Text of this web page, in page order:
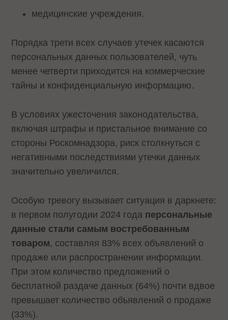
медицинские учреждения.
Порядка трети всех случаев утечек касаются
персональных данных пользователей, чуть
менее четверти приходится на коммерческие
тайны и конфиденциальную информацию.
В условиях ужесточения законодательства,
включая штрафы и пристальное внимание со
стороны Роскомнадзора, риск столкнуться с
негативными последствиями утечки данных
значительно увеличился.
Особую тревогу вызывает ситуация в даркнете:
в первом полугодии 2024 года персональные
данные стали самым востребованным
товаром, составляя 83% всех объявлений о
продаже или распространении информации.
При этом количество предложений о
бесплатной раздаче данных (64%) почти вдвое
превышает количество объявлений о продаже
(33%).